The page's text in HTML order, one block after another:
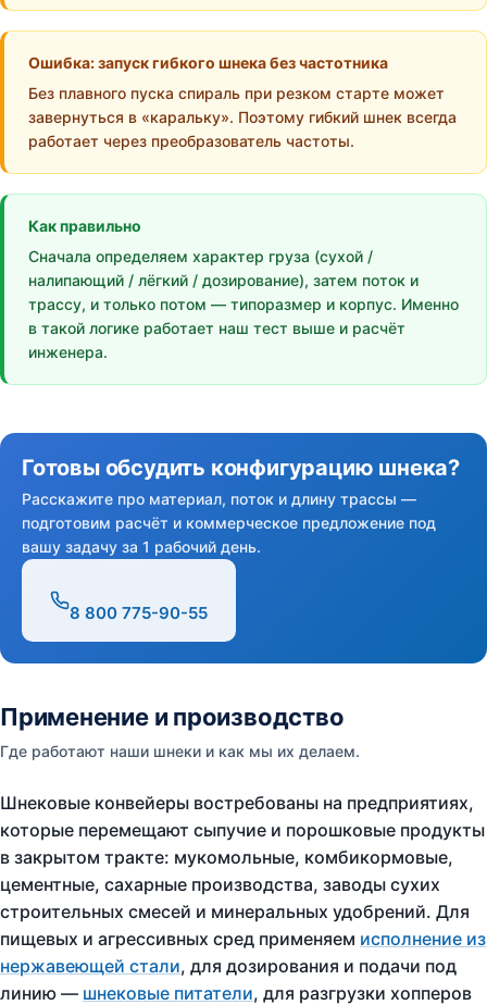
Ошибка: запуск гибкого шнека без частотника
Без плавного пуска спираль при резком старте может
завернуться в «каральку». Поэтому гибкий шнек всегда
работает через преобразователь частоты.
Как правильно
Сначала определяем характер груза (сухой /
налипающий / лёгкий / дозирование), затем поток и
трассу, и только потом — типоразмер и корпус. Именно
в такой логике работает наш тест выше и расчёт
инженера.
Готовы обсудить конфигурацию шнека?
Расскажите про материал, поток и длину трассы —
подготовим расчёт и коммерческое предложение под
вашу задачу за 1 рабочий день.
8 800 775-90-55
Применение и производство
Где работают наши шнеки и как мы их делаем.
Шнековые конвейеры востребованы на предприятиях,
которые перемещают сыпучие и порошковые продукты
в закрытом тракте: мукомольные, комбикормовые,
цементные, сахарные производства, заводы сухих
строительных смесей и минеральных удобрений. Для
пищевых и агрессивных сред применяем исполнение из
нержавеющей стали, для дозирования и подачи под
линию — шнековые питатели, для разгрузки хопперов